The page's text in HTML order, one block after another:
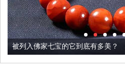
被列入佛家七宝的它到底有多美？